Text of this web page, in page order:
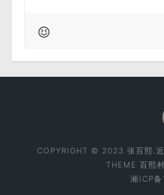
COPYRIGHT © 2023 张百熙.近
THEME 百熙村
湘ICP